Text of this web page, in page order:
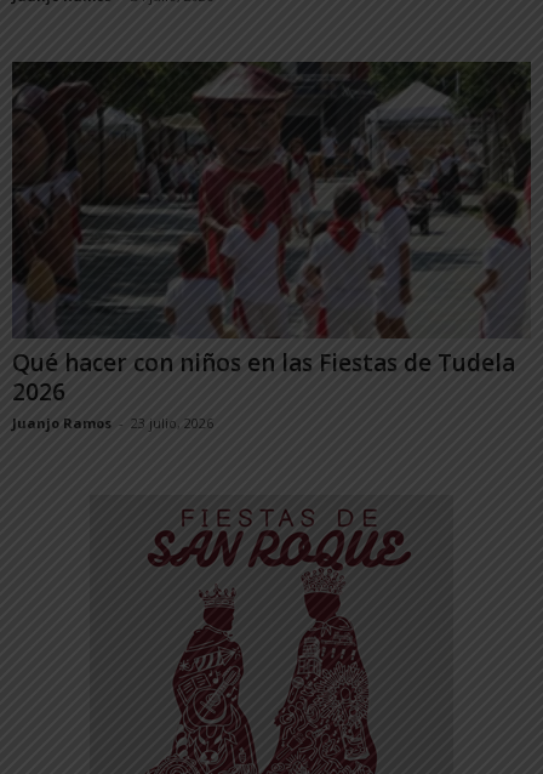
Qué hacer con niños en las Fiestas de Tudela
2026
Juanjo Ramos - 23 julio, 2026